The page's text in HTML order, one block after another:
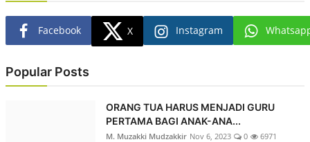
Facebook X Instagram
Popular Posts
ORANG TUA HARUS MENJADI GURU
PERTAMA BAGI ANAK-ANA...
M. Muzakki Mudzakkir Nov 6, 2023 0 6971